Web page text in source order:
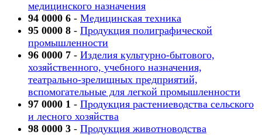
медицинского назначения
94 0000 6 - Медицинская техника
95 0000 8 - Продукция полиграфической
промышленности
96 0000 7 - Изделия культурно-бытового,
хозяйственного, учебного назначения,
театрально-зрелищных предприятий,
вспомогательные для легкой промышленности
97 0000 1 - Продукция растениеводства сельского
и лесного хозяйства
98 0000 3 - Продукция животноводства